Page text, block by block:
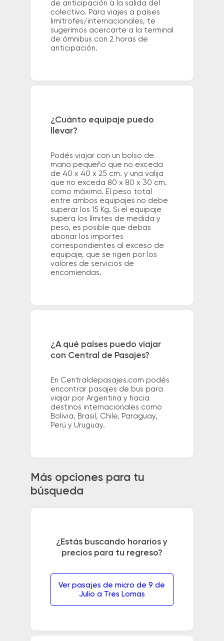
de anticipación a la salida del
colectivo. Para viajes a países
limítrofes/internacionales, te
sugerimos acercarte a la terminal
de ómnibus con 2 horas de
anticipación.
¿Cuánto equipaje puedo
llevar?
Podés viajar con un bolso de
mano pequeño que no exceda
de 40 x 40 x 25 cm. y una valija
que no exceda 80 x 80 x 30 cm.
como máximo. El peso total
entre ambos equipajes no debe
superar los 15 Kg. Si el equipaje
supera los límites de medida y
peso, es posible que debas
abonar los importes
correspondientes al exceso de
equipaje, que se rigen por los
valores de servicios de
encomiendas.
¿A qué países puedo viajar
con Central de Pasajes?
En Centraldepasajes.com podés
encontrar pasajes de bus para
viajar por Argentina y hacia
destinos internacionales como
Bolivia, Brasil, Chile, Paraguay,
Perú y Uruguay.
Más opciones para tu
búsqueda
¿Estás buscando horarios y
precios para tu regreso?
Ver pasajes de micro de 9 de
Julio a Tres Lomas